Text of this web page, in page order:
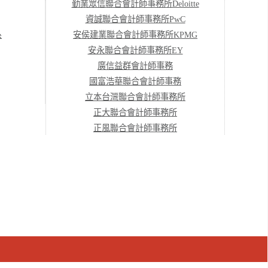
勤業眾信聯合會計師事務所Deloitte
資誠聯合會計師事務所PwC
安侯建業聯合會計師事務所KPMG
安永聯合會計師事務所EY
廣信益群會計師事務
國富浩華聯合會計師事務
立本台灣聯合會計師事務所
正大聯合會計師事務所
正風聯合會計師事務所